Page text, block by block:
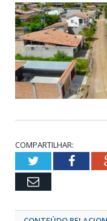
COMPARTILHAR:
Twitter
Email